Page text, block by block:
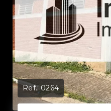
Ref.:0264